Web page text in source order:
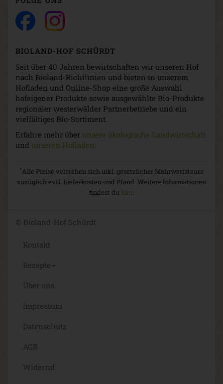
BIOLAND-HOF SCHÜRDT
Seit über 40 Jahren bewirtschaften wir unseren Hof
nach Bioland-Richtlinien und bieten in unserem
Hofladen und Online-Shop eine große Auswahl
hofeigener Produkte sowie ausgewählte Bio-Produkte
regionaler westerwälder Partnerbetriebe und ein
vielfältiges Bio-Sortiment.
Erfahre mehr über unsere ökologische Landwirtschaft
und unseren Hofladen.
*Alle Preise verstehen sich inkl. gesetzlicher Mehrwertsteuer
zuzüglich evtl. Lieferkosten und Pfand. Weitere Informationen
findest du hier.
© Bioland-Hof Schürdt
Kontakt
Rezepte
Über uns
Impressum
Datenschutz
AGB
Widerruf